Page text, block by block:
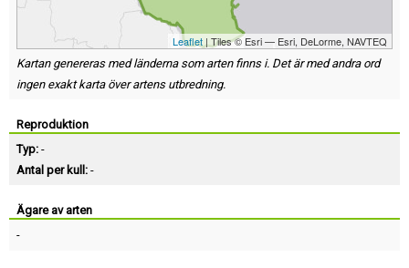
Leaflet | Tiles © Esri — Esri, DeLorme, NAVTEQ
Kartan genereras med länderna som arten finns i. Det är med andra ord
ingen exakt karta över artens utbredning.
Reproduktion
Typ: -
Antal per kull: -
Ägare av arten
-